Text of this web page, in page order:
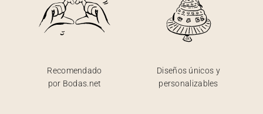
Recomendado
por Bodas.net
Diseños únicos y
personalizables